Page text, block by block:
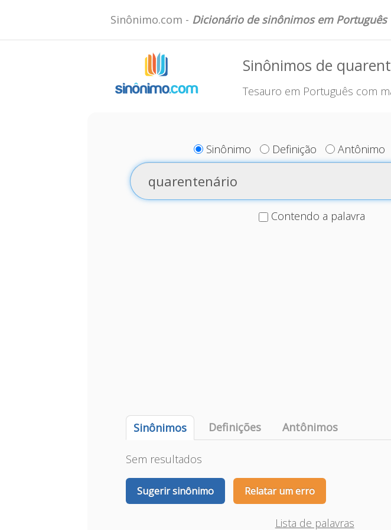
Sinônimo.com - Dicionário de sinônimos em Português
Sinônimos de
Tesauro em Português com
Sinônimo Definição Antônimo
Contendo a palavra
Sinônimos Definições Antônimos
Sem resultados
Sugerir sinônimo Relatar um erro
Lista de palavras